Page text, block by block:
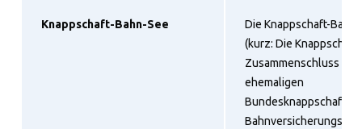
Knappschaft-Bahn-See
Die Knappschaft-
(kurz: Die
Zusammenschluss
ehemaligen
Bundesknappschaft,